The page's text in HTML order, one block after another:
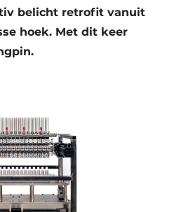
belicht retrofit vanuit
hoek. Met dit keer